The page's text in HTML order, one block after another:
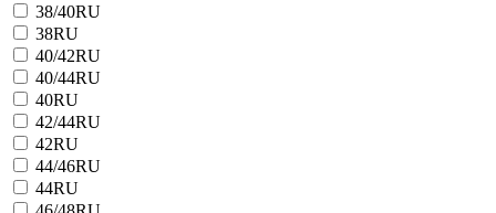
38/40RU
38RU
40/42RU
40/44RU
40RU
42/44RU
42RU
44/46RU
44RU